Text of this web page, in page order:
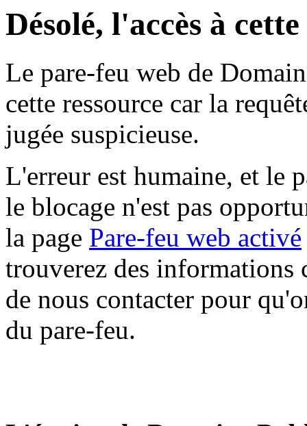
Désolé, l'accès à
Le pare-feu web de
cette ressource car la
jugée suspicieuse.
L'erreur est humaine, et le
le blocage n'est pas
la page Pare-feu web activé
trouverez des informations
de nous contacter pour
du pare-feu.